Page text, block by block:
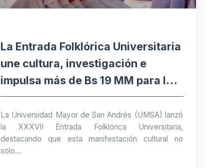
La Entrada Folklórica Universitaria
une cultura, investigación e
impulsa más de Bs 19 MM para la
economía paceña
La Universidad Mayor de San Andrés (UMSA) lanzó
la XXXVII Entrada Folklórica Universitaria,
destacando que esta manifestación cultural no
solo...